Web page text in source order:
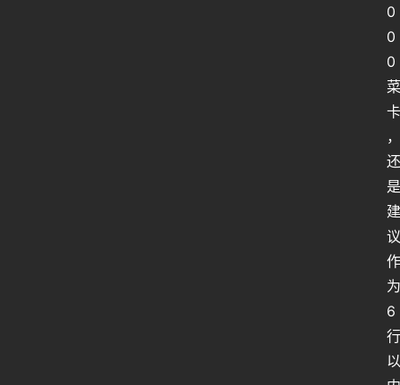
0
0
0
菜
卡
，
还
是
建
议
作
为
6
行
以